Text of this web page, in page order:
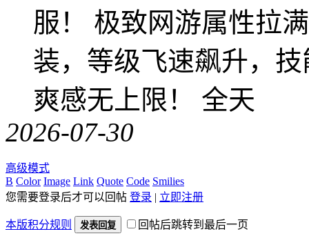
服！ 极致网游属性拉
装，等级飞速飙升，
爽感无上限！ 全天
2026-07-30
高级模式
B Color Image Link Quote Code Smilies
您需要登录后才可以回帖 登录 | 立即注册
本版积分规则 发表回复 回帖后跳转到最后一页